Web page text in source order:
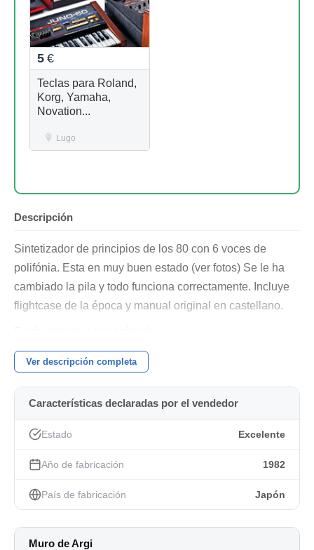
5 €
Teclas para Roland,
Korg, Yamaha,
Novation...
Lugo
Descripción
Sintetizador de principios de los 80 con 6 voces de
polifónia. Esta en muy buen estado (ver fotos) Se le ha
cambiado la pila y todo funciona correctamente. Incluye
flightcase de la época y manual original en castellano.
Saludos.
Ver descripción completa
Características declaradas por el vendedor
Estado Excelente
Año de fabricación 1982
País de fabricación Japón
Muro de Argi